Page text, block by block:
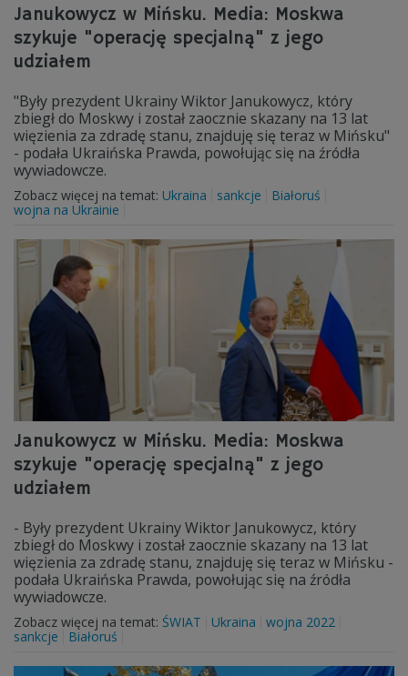
Janukowycz w Mińsku. Media: Moskwa
szykuje "operację specjalną" z jego
udziałem
"Były prezydent Ukrainy Wiktor Janukowycz, który
zbiegł do Moskwy i został zaocznie skazany na 13 lat
więzienia za zdradę stanu, znajduję się teraz w Mińsku"
- podała Ukraińska Prawda, powołując się na źródła
wywiadowcze.
Zobacz więcej na temat: Ukraina sankcje
Białoruś
wojna na Ukrainie
Janukowycz w Mińsku. Media: Moskwa
szykuje "operację specjalną" z jego
udziałem
- Były prezydent Ukrainy Wiktor Janukowycz, który
zbiegł do Moskwy i został zaocznie skazany na 13 lat
więzienia za zdradę stanu, znajduję się teraz w Mińsku -
podała Ukraińska Prawda, powołując się na źródła
wywiadowcze.
Zobacz więcej na temat: ŚWIAT Ukraina
wojna 2022
sankcje
Białoruś